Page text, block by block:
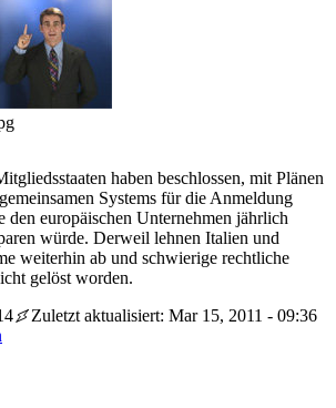
haben beschlossen, mit Plänen
Systems für die Anmeldung
den europäischen Unternehmen jährlich
würde. Derweil lehnen Italien und
weiterhin ab und schwierige rechtliche
gelöst worden.
Zuletzt aktualisiert: Mar 15, 2011 - 09:36